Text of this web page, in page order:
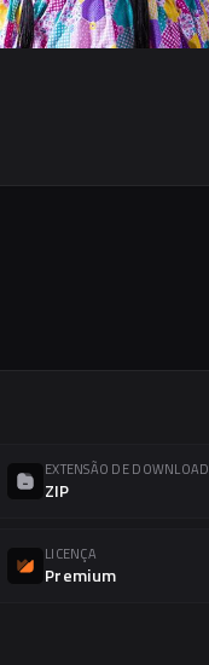
EXTENSÃO DE DOWNLOAD
ZIP
LICENÇA
Premium